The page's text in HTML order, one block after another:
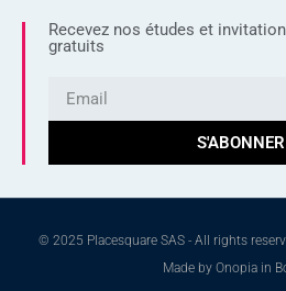
Recevez nos études et
gratuits
S'ABONNER
© 2025 Placesquare SAS - All rights
Made by Onopia in